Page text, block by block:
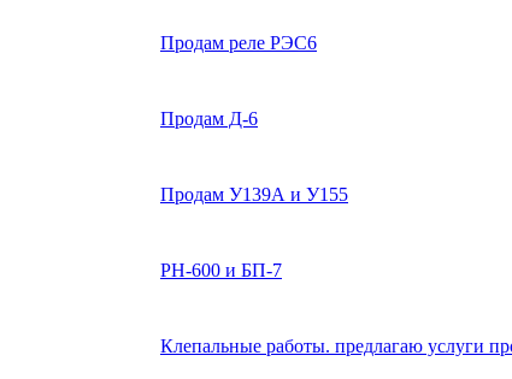
Продам реле РЭС6
Продам Д-6
Продам У139А и У155
РН-600 и БП-7
Клепальные работы. предлагаю услуги